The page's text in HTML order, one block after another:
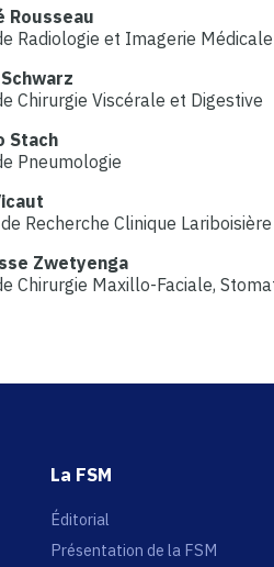
Rousseau
Radiologie et Imagerie Médicale
Chirurgie Viscérale et Digestive
Stach
Pneumologie
Recherche Clinique
Zwetyenga
Chirurgie Maxillo-Faciale,
La FSM
Éditorial
Présentation de la FSM